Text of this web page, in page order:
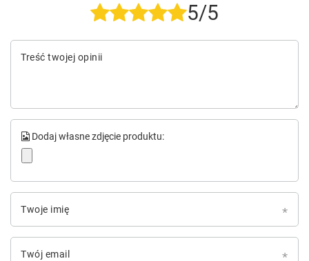
5/5
Treść twojej opinii
Dodaj własne zdjęcie produktu:
Twoje imię
Twój email